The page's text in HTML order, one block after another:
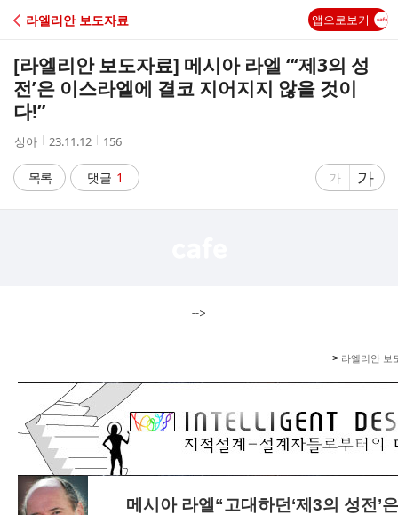
C
A
라엘리안 보도자료 앱으로보기
[라엘리안 보도자료] 메시아 라엘 “‘제3의 성
전’은 이스라엘에 결코 지어지지 않을 것이
다!”
작
자
싱아
작
시
간
23.11.12
조
수
156
목록 댓글 1
글
가
글
자
가
-->
> 라엘리안 보
메시아 라엘“고대하던‘제3의 성전’은